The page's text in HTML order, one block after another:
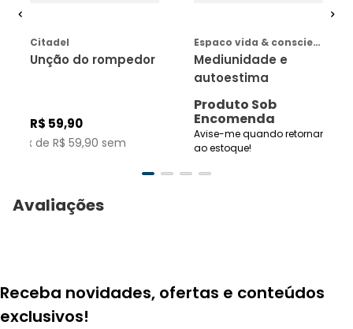
Citadel
Unção do rompedor
R$ 59,90
x de R$ 59,90 sem
Espaco vida & consciencia
Mediunidade e
autoestima
Produto Sob
Encomenda
Avise-me quando retornar
ao estoque!
Avaliações
Receba novidades, ofertas e conteúdos
exclusivos!